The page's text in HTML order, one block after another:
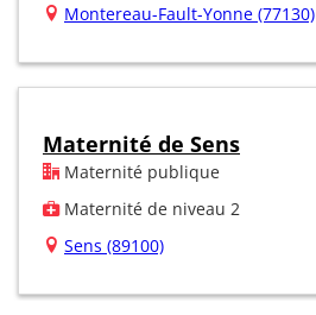
Montereau-Fault-Yonne (77130)
Maternité de Sens
Maternité publique
Maternité de niveau 2
Sens (89100)